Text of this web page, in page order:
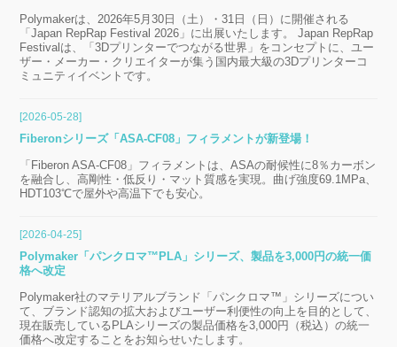
Polymakerは、2026年5月30日（土）・31日（日）に開催される
「Japan RepRap Festival 2026」に出展いたします。 Japan RepRap
Festivalは、「3Dプリンターでつながる世界」をコンセプトに、ユー
ザー・メーカー・クリエイターが集う国内最大級の3Dプリンターコ
ミュニティイベントです。
[2026-05-28]
Fiberonシリーズ「ASA-CF08」フィラメントが新登場！
「Fiberon ASA-CF08」フィラメントは、ASAの耐候性に8％カーボン
を融合し、高剛性・低反り・マット質感を実現。曲げ強度69.1MPa、
HDT103℃で屋外や高温下でも安心。
[2026-04-25]
Polymaker「パンクロマ™PLA」シリーズ、製品を3,000円の統一価
格へ改定
Polymaker社のマテリアルブランド「パンクロマ™」シリーズについ
て、ブランド認知の拡大およびユーザー利便性の向上を目的として、
現在販売しているPLAシリーズの製品価格を3,000円（税込）の統一
価格へ改定することをお知らせいたします。